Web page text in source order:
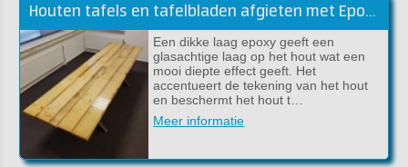
Houten tafels en tafelbladen afgieten met Epoxy Giethars
Een dikke laag epoxy geeft een
glasachtige laag op het hout wat een
mooi diepte effect geeft. Het
accentueert de tekening van het hout
en beschermt het hout t…
Meer informatie